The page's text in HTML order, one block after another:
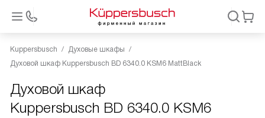
Kuppersbusch
Духовые шкафы
Духовой шкаф Kuppersbusch BD 6340.0 KSM6 MattBlack
Духовой шкаф
Kuppersbusch BD 6340.0 KSM6